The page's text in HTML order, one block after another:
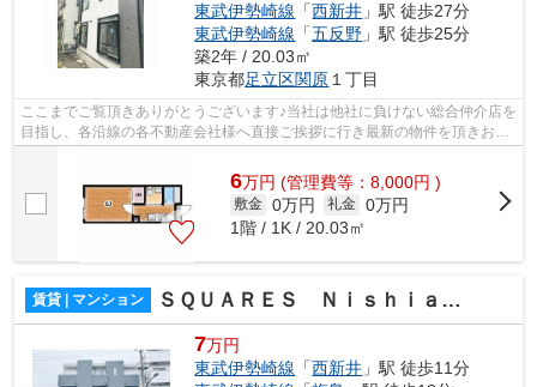
東武伊勢崎線 「西新井 」駅 徒歩27分
東武伊勢崎線 「五反野 」駅 徒歩25分
築2年 / 20.03㎡
東京都足立区関原１丁目
ここまでご覧頂きありがとうございます♪当社は他社に負けない総合仲介店を
目指し、各沿線の各不動産会社様へ直接ご挨拶に行き最新の物件を頂きお客
6万円 (管理費等：8,000円 )
敷金 0万円 礼金 0万円
1階 / 1K / 20.03㎡
賃貸 | マンション ＳＱＵＡＲＥＳ Ｎｉｓｈｉａｒａｉ
7万円
東武伊勢崎線 「西新井 」駅 徒歩11分